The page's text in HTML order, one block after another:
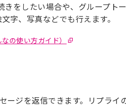
をしたい場合や、グループト
字、写真などでも行えます。
の使い方ガイド）
ージを返信できます。リプライ